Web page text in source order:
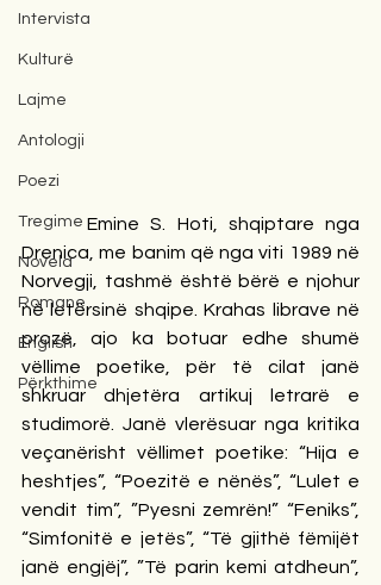
Intervista
Kulturë
Lajme
Antologji
Poezi
Tregime
Novela
Romane
English
Përkthime
Emine S. Hoti, shqiptare nga
Drenica, me banim që nga viti 1989 në
Norvegji, tashmë është bërë e njohur
në letërsinë shqipe. Krahas librave në
prozë, ajo ka botuar edhe shumë
vëllime poetike, për të cilat janë
shkruar dhjetëra artikuj letrarë e
studimorë. Janë vlerësuar nga kritika
veçanërisht vëllimet poetike: “Hija e
heshtjes”, “Poezitë e nënës”, “Lulet e
vendit tim”, ”Pyesni zemrën!” “Feniks”,
“Simfonitë e jetës”, “Të gjithë fëmijët
janë engjëj”, ”Të parin kemi atdheun”,